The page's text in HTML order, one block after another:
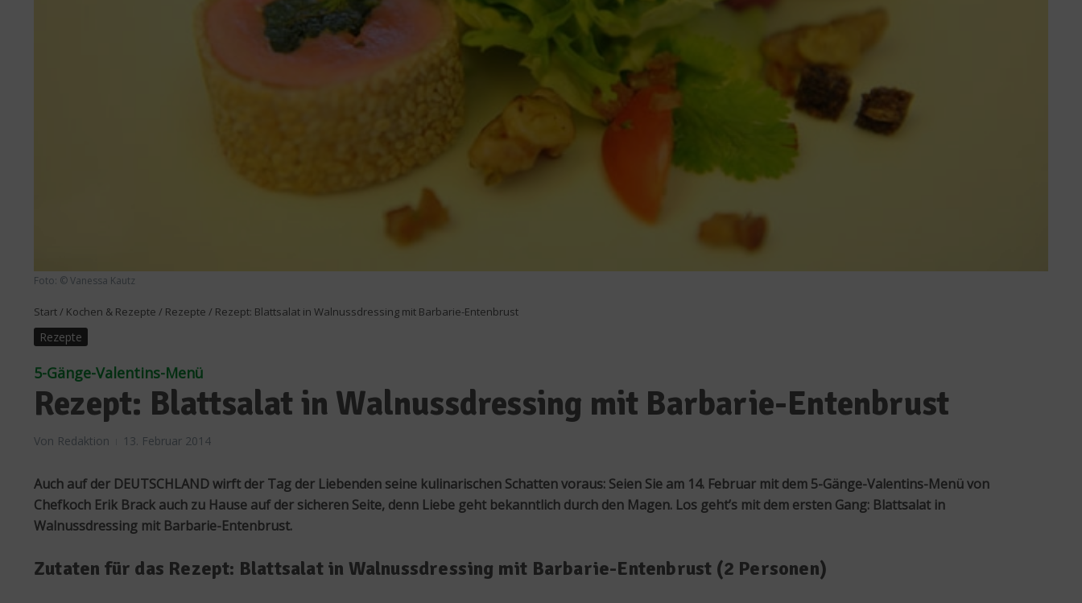
Foto: © Vanessa Kautz
Start/ Kochen & Rezepte / Rezepte / Rezept: Blattsalat in Walnussdressing mit Barbarie-Entenbrust
Rezepte
5-Gänge-Valentins-Menü
Rezept: Blattsalat in Walnussdressing mit Barbarie-Entenbrust
Von Redaktion 13. Februar 2014
Auch auf der DEUTSCHLAND wirft der Tag der Liebenden seine kulinarischen Schatten voraus: Seien Sie am 14. Februar mit dem 5-Gänge-Valentins-Menü von
Chefkoch Erik Brack auch zu Hause auf der sicheren Seite, denn Liebe geht bekanntlich durch den Magen. Los geht’s mit dem ersten Gang: Blattsalat in
Walnussdressing mit Barbarie-Entenbrust.
Zutaten für das Rezept: Blattsalat in Walnussdressing mit Barbarie-Entenbrust (2 Personen)